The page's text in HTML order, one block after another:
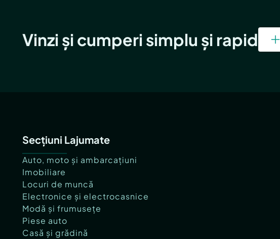
Vinzi și cumperi simplu și rapid
Secțiuni Lajumate
Auto, moto și ambarcațiuni
Imobiliare
Locuri de muncă
Electronice și electrocasnice
Modă și frumusețe
Piese auto
Casă și grădină